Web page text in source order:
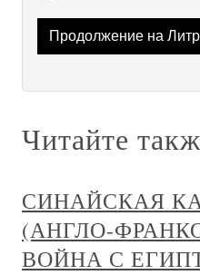
Продолжение на
Читайте
СИНАЙСКАЯ
(АНГЛО-
ВОЙНА С